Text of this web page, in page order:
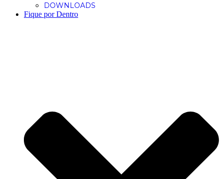
DOWNLOADS
Fique por Dentro